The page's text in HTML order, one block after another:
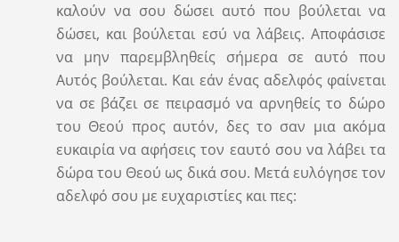
καλούν να σου δώσει αυτό που βούλεται να
δώσει, και βούλεται εσύ να λάβεις. Αποφάσισε
να μην παρεμβληθείς σήμερα σε αυτό που
Αυτός βούλεται. Και εάν ένας αδελφός φαίνεται
να σε βάζει σε πειρασμό να αρνηθείς το δώρο
του Θεού προς αυτόν, δες το σαν μια ακόμα
ευκαιρία να αφήσεις τον εαυτό σου να λάβει τα
δώρα του Θεού ως δικά σου. Μετά ευλόγησε τον
αδελφό σου με ευχαριστίες και πες: